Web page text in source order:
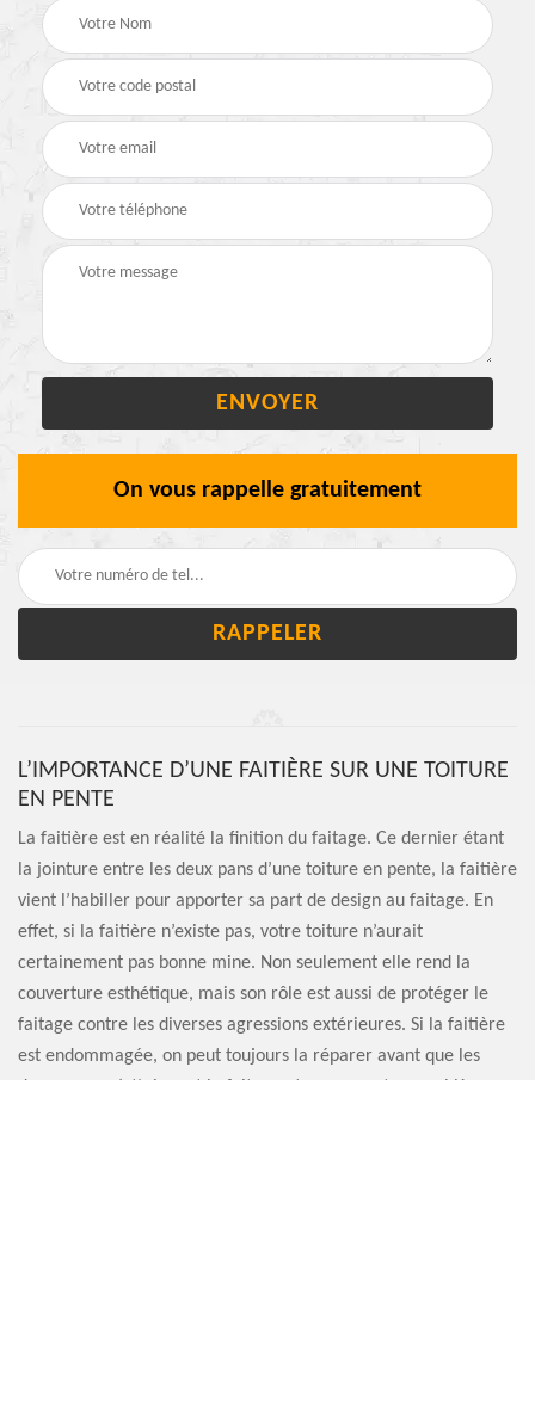
On vous rappelle gratuitement
L’IMPORTANCE D’UNE FAITIÈRE SUR UNE TOITURE
EN PENTE
La faitière est en réalité la finition du faitage. Ce dernier étant
la jointure entre les deux pans d’une toiture en pente, la faitière
vient l’habiller pour apporter sa part de design au faitage. En
effet, si la faitière n’existe pas, votre toiture n’aurait
certainement pas bonne mine. Non seulement elle rend la
couverture esthétique, mais son rôle est aussi de protéger le
faitage contre les diverses agressions extérieures. Si la faitière
est endommagée, on peut toujours la réparer avant que les